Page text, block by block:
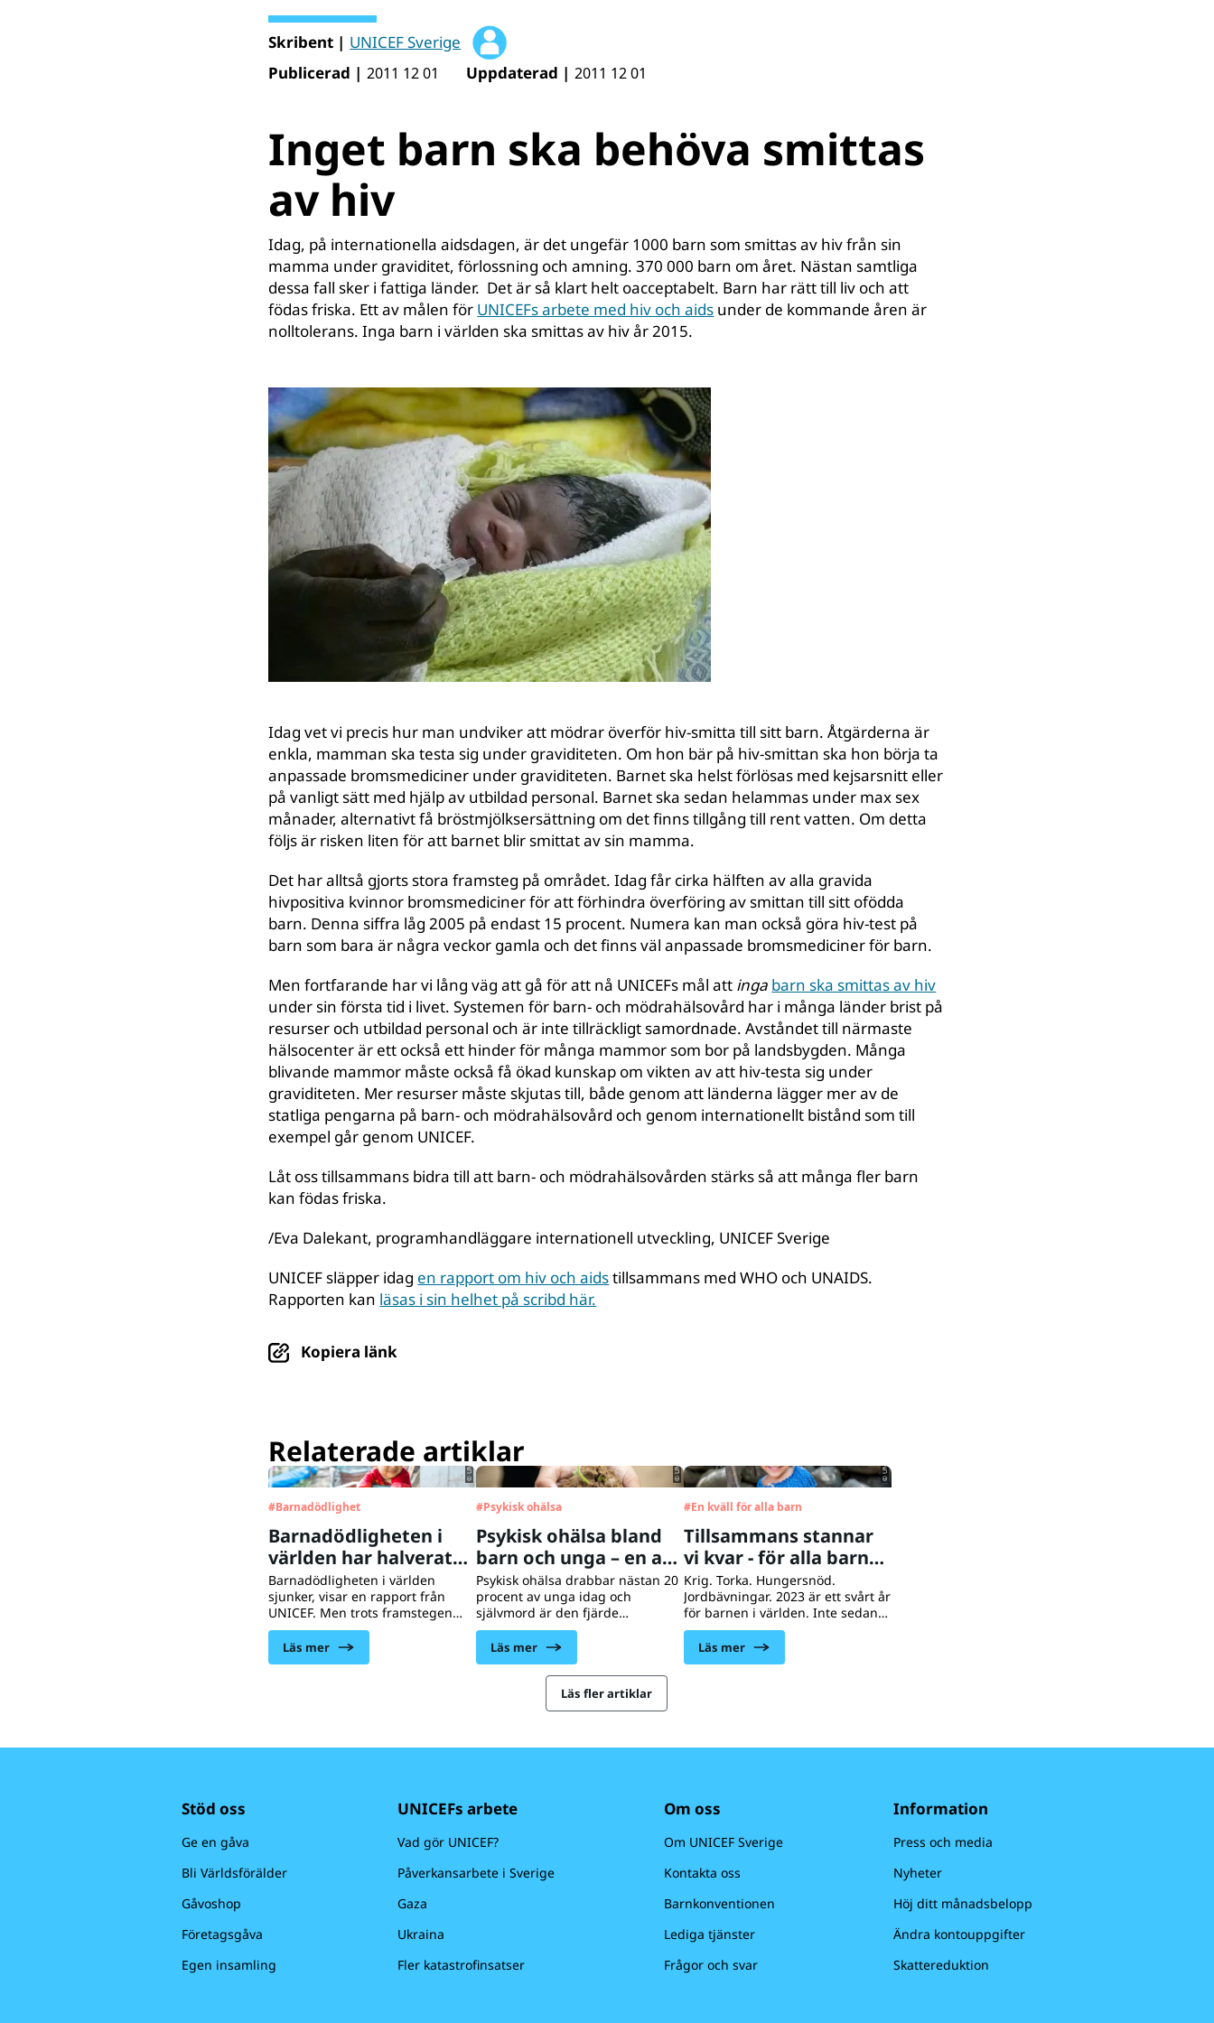
Skribent | UNICEF Sverige
Publicerad | 2011 12 01 Uppdaterad | 2011 12 01
Inget barn ska behöva smittas
av hiv
Idag, på internationella aidsdagen, är det ungefär 1000 barn som smittas av hiv från sin
mamma under graviditet, förlossning och amning. 370 000 barn om året. Nästan samtliga
dessa fall sker i fattiga länder. Det är så klart helt oacceptabelt. Barn har rätt till liv och att
födas friska. Ett av målen för UNICEFs arbete med hiv och aids under de kommande åren är
nolltolerans. Inga barn i världen ska smittas av hiv år 2015.
Idag vet vi precis hur man undviker att mödrar överför hiv-smitta till sitt barn. Åtgärderna är
enkla, mamman ska testa sig under graviditeten. Om hon bär på hiv-smittan ska hon börja ta
anpassade bromsmediciner under graviditeten. Barnet ska helst förlösas med kejsarsnitt eller
på vanligt sätt med hjälp av utbildad personal. Barnet ska sedan helammas under max sex
månader, alternativt få bröstmjölksersättning om det finns tillgång till rent vatten. Om detta
följs är risken liten för att barnet blir smittat av sin mamma.
Det har alltså gjorts stora framsteg på området. Idag får cirka hälften av alla gravida
hivpositiva kvinnor bromsmediciner för att förhindra överföring av smittan till sitt ofödda
barn. Denna siffra låg 2005 på endast 15 procent. Numera kan man också göra hiv-test på
barn som bara är några veckor gamla och det finns väl anpassade bromsmediciner för barn.
Men fortfarande har vi lång väg att gå för att nå UNICEFs mål att inga barn ska smittas av hiv
under sin första tid i livet. Systemen för barn- och mödrahälsovård har i många länder brist på
resurser och utbildad personal och är inte tillräckligt samordnade. Avståndet till närmaste
hälsocenter är ett också ett hinder för många mammor som bor på landsbygden. Många
blivande mammor måste också få ökad kunskap om vikten av att hiv-testa sig under
graviditeten. Mer resurser måste skjutas till, både genom att länderna lägger mer av de
statliga pengarna på barn- och mödrahälsovård och genom internationellt bistånd som till
exempel går genom UNICEF.
Låt oss tillsammans bidra till att barn- och mödrahälsovården stärks så att många fler barn
kan födas friska.
/Eva Dalekant, programhandläggare internationell utveckling, UNICEF Sverige
UNICEF släpper idag en rapport om hiv och aidstillsammans med WHO och UNAIDS.
Rapporten kan läsas i sin helhet på scribd här.
Kopiera länk
Relaterade artiklar
© UNICEF/UNI535087/Willocq
#Barnadödlighet
Barnadödligheten i
världen har halverats
sedan år 2000
Barnadödligheten i världen
sjunker, visar en rapport från
UNICEF. Men trots framstegen
dog 4,9 miljoner barn under 2022
innan de fyllde fem år.
Majoriteten dog av orsaker som
Läs mer
#Psykisk ohälsa
Psykisk ohälsa bland
barn och unga – en av
vår tids största kriser
Psykisk ohälsa drabbar nästan 20
procent av unga idag och
självmord är den fjärde
vanligaste dödsorsaken bland 15-
19-åringar. Det är en av vår tids
största kriser, som pågår här och
nu, i alla delar av världen och i
alla samhällsskikt. Vid 15 års
ålder har ungefär hälften av all
Läs mer
#En kväll för alla barn
Tillsammans stannar
vi kvar - för alla barns
rätt till överlevnad
Krig. Torka. Hungersnöd.
Jordbävningar. 2023 är ett svårt år
för barnen i världen. Inte sedan
andra världskriget har fler barn
varit i behov av vår hjälp för att
överleva. UNICEF finns på plats
Läs mer
Läs fler artiklar
Stöd oss
Ge en gåva
Bli Världsförälder
Gåvoshop
Företagsgåva
Egen insamling
UNICEFs arbete
Vad gör UNICEF?
Påverkansarbete i Sverige
Gaza
Ukraina
Fler katastrofinsatser
Om oss
Om UNICEF Sverige
Kontakta oss
Barnkonventionen
Lediga tjänster
Frågor och svar
Information
Press och media
Nyheter
Höj ditt månadsbelopp
Ändra kontouppgifter
Skattereduktion